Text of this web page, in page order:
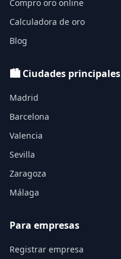
Compro oro online
Calculadora de oro
Blog
🏙️ Ciudades principales
Madrid
Barcelona
Valencia
Sevilla
Zaragoza
Málaga
Para empresas
Registrar empresa